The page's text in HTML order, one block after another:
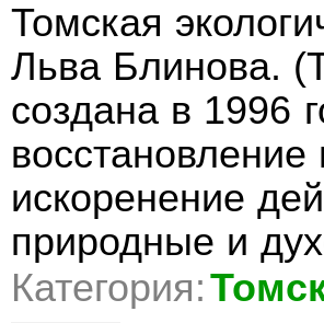
Томская
Льва Блинова.
создана в 1996
искоренение
природные и
Категория: